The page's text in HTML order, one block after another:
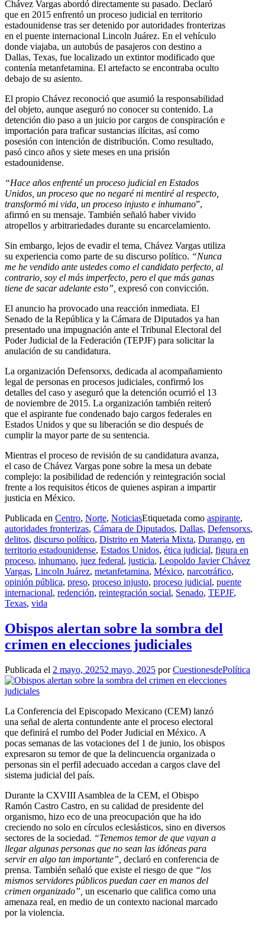
Chávez Vargas abordó directamente su pasado. Declaró
que en 2015 enfrentó un proceso judicial en territorio
estadounidense tras ser detenido por autoridades fronterizas
en el puente internacional Lincoln Juárez. En el vehículo
donde viajaba, un autobús de pasajeros con destino a
Dallas, Texas, fue localizado un extintor modificado que
contenía metanfetamina. El artefacto se encontraba oculto
debajo de su asiento.
El propio Chávez reconoció que asumió la responsabilidad
del objeto, aunque aseguró no conocer su contenido. La
detención dio paso a un juicio por cargos de conspiración e
importación para traficar sustancias ilícitas, así como
posesión con intención de distribución. Como resultado,
pasó cinco años y siete meses en una prisión
estadounidense.
“Hace años enfrenté un proceso judicial en Estados
Unidos, un proceso que no negaré ni mentiré al respecto,
transformó mi vida, un proceso injusto e inhumano”,
afirmó en su mensaje. También señaló haber vivido
atropellos y arbitrariedades durante su encarcelamiento.
Sin embargo, lejos de evadir el tema, Chávez Vargas utiliza
su experiencia como parte de su discurso político. “Nunca
me he vendido ante ustedes como el candidato perfecto, al
contrario, soy el más imperfecto, pero el que más ganas
tiene de sacar adelante esto”, expresó con convicción.
El anuncio ha provocado una reacción inmediata. El
Senado de la República y la Cámara de Diputados ya han
presentado una impugnación ante el Tribunal Electoral del
Poder Judicial de la Federación (TEPJF) para solicitar la
anulación de su candidatura.
La organización Defensorxs, dedicada al acompañamiento
legal de personas en procesos judiciales, confirmó los
detalles del caso y aseguró que la detención ocurrió el 13
de noviembre de 2015. La organización también reiteró
que el aspirante fue condenado bajo cargos federales en
Estados Unidos y que su liberación se dio después de
cumplir la mayor parte de su sentencia.
Mientras el proceso de revisión de su candidatura avanza,
el caso de Chávez Vargas pone sobre la mesa un debate
complejo: la posibilidad de redención y reintegración social
frente a los requisitos éticos de quienes aspiran a impartir
justicia en México.
Publicada en Centro, Norte, NoticiasEtiquetada como aspirante,
autoridades fronterizas, Cámara de Diputados, Dallas, Defensorxs,
delitos, discurso político, Distrito en Materia Mixta, Durango, en
territorio estadounidense, Estados Unidos, ética judicial, figura en
proceso, inhumano, juez federal, justicia, Leopoldo Javier Chávez
Vargas, Lincoln Juárez, metanfetamina, México, narcotráfico,
opinión pública, preso, proceso injusto, proceso judicial, puente
internacional, redención, reintegración social, Senado, TEPJF,
Texas, vida
Obispos alertan sobre la sombra del
crimen en elecciones judiciales
Publicada el 2 mayo, 20252 mayo, 2025 porCuestionesdePolítica
La Conferencia del Episcopado Mexicano (CEM) lanzó
una señal de alerta contundente ante el proceso electoral
que definirá el rumbo del Poder Judicial en México. A
pocas semanas de las votaciones del 1 de junio, los obispos
expresaron su temor de que la delincuencia organizada o
personas sin el perfil adecuado accedan a cargos clave del
sistema judicial del país.
Durante la CXVIII Asamblea de la CEM, el Obispo
Ramón Castro Castro, en su calidad de presidente del
organismo, hizo eco de una preocupación que ha ido
creciendo no solo en círculos eclesiásticos, sino en diversos
sectores de la sociedad. “Tenemos temor de que vayan a
llegar algunas personas que no sean las idóneas para
servir en algo tan importante”, declaró en conferencia de
prensa. También señaló que existe el riesgo de que “los
mismos servidores públicos puedan caer en manos del
crimen organizado”, un escenario que califica como una
amenaza real, en medio de un contexto nacional marcado
por la violencia.